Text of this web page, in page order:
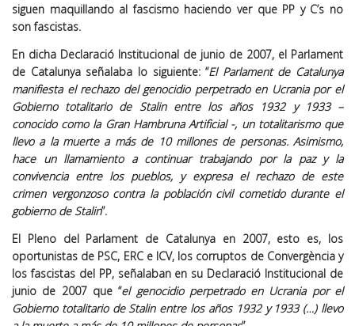
siguen maquillando al fascismo haciendo ver que PP y C’s no
son fascistas.
En dicha Declaració Institucional de junio de 2007, el Parlament
de Catalunya señalaba lo siguiente: “El Parlament de Catalunya
manifiesta el rechazo del genocidio perpetrado en Ucrania por el
Gobierno totalitario de Stalin entre los años 1932 y 1933 –
conocido como la Gran Hambruna Artificial -, un totalitarismo que
llevo a la muerte a más de 10 millones de personas. Asimismo,
hace un llamamiento a continuar trabajando por la paz y la
convivencia entre los pueblos, y expresa el rechazo de este
crimen vergonzoso contra la población civil cometido durante el
gobierno de Stalin”.
El Pleno del Parlament de Catalunya en 2007, esto es, los
oportunistas de PSC, ERC e ICV, los corruptos de Convergència y
los fascistas del PP, señalaban en su Declaració Institucional de
junio de 2007 que “el genocidio perpetrado en Ucrania por el
Gobierno totalitario de Stalin entre los años 1932 y 1933 (…) llevo